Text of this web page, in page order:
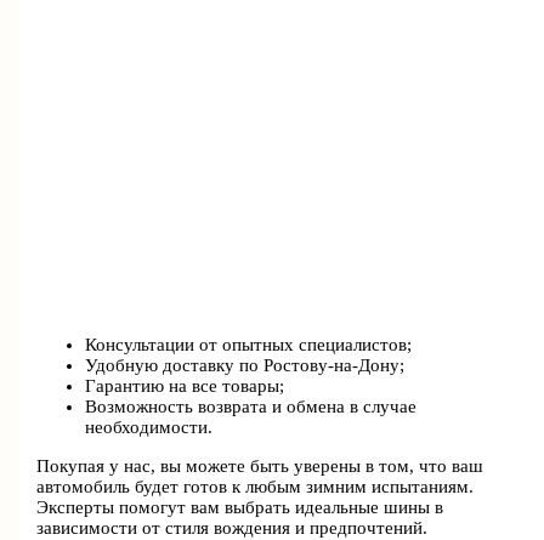
Консультации от опытных специалистов;
Удобную доставку по Ростову-на-Дону;
Гарантию на все товары;
Возможность возврата и обмена в случае
необходимости.
Покупая у нас, вы можете быть уверены в том, что ваш
автомобиль будет готов к любым зимним испытаниям.
Эксперты помогут вам выбрать идеальные шины в
зависимости от стиля вождения и предпочтений.